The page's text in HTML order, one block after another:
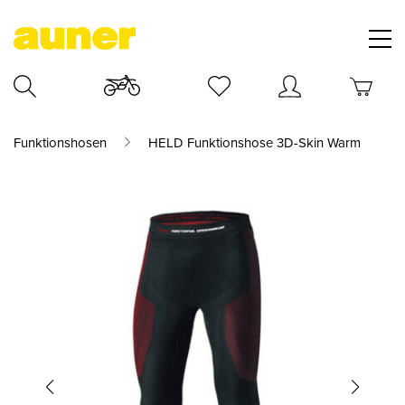
Funktionshosen HELD Funktionshose 3D-Skin Warm